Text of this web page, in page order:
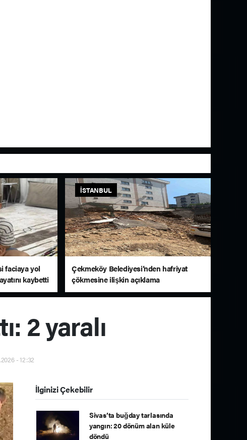
faciaya yol
kaybetti
İSTANBUL
Çekmeköy Belediyesi’nden hafriyat
çökmesine ilişkin açıklama
2 yaralı
- 12:32
İlginizi Çekebilir
Sivas’ta buğday tarlasında
yangın: 20 dönüm alan küle
döndü